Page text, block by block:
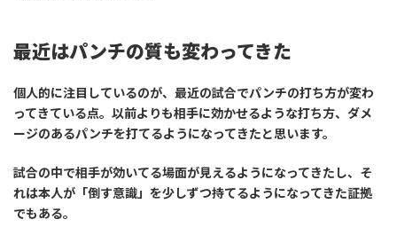
最近はパンチの質も変わってきた
個人的に注目しているのが、最近の試合でパンチの打ち方が変わ
ってきている点。以前よりも相手に効かせるような打ち方、ダメ
ージのあるパンチを打てるようになってきたと思います。
試合の中で相手が効いてる場面が見えるようになってきたし、そ
れは本人が「倒す意識」を少しずつ持てるようになってきた証拠
でもある。